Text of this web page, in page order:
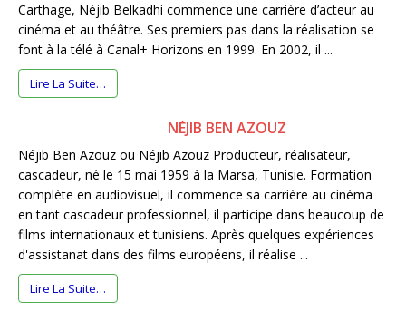
Carthage, Néjib Belkadhi commence une carrière d’acteur au
cinéma et au théâtre. Ses premiers pas dans la réalisation se
font à la télé à Canal+ Horizons en 1999. En 2002, il ...
Lire La Suite…
NÉJIB BEN AZOUZ
Néjib Ben Azouz ou Néjib Azouz Producteur, réalisateur,
cascadeur, né le 15 mai 1959 à la Marsa, Tunisie. Formation
complète en audiovisuel, il commence sa carrière au cinéma
en tant cascadeur professionnel, il participe dans beaucoup de
films internationaux et tunisiens. Après quelques expériences
d'assistanat dans des films européens, il réalise ...
Lire La Suite…